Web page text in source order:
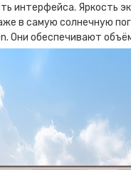
интерфейса. Яркость
в самую солнечную
Они обеспечивают